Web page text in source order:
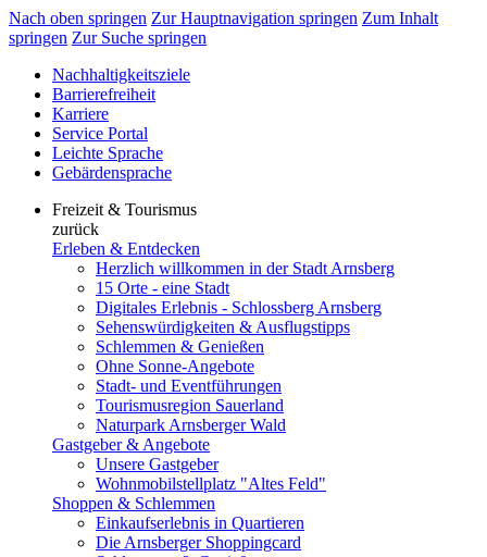
Nach oben springen Zur Hauptnavigation springen Zum Inhalt
springen Zur Suche springen
Nachhaltigkeitsziele
Barrierefreiheit
Karriere
Service Portal
Leichte Sprache
Gebärdensprache
Freizeit & Tourismus
zurück
Erleben & Entdecken
Herzlich willkommen in der Stadt Arnsberg
15 Orte - eine Stadt
Digitales Erlebnis - Schlossberg Arnsberg
Sehenswürdigkeiten & Ausflugstipps
Schlemmen & Genießen
Ohne Sonne-Angebote
Stadt- und Eventführungen
Tourismusregion Sauerland
Naturpark Arnsberger Wald
Gastgeber & Angebote
Unsere Gastgeber
Wohnmobilstellplatz "Altes Feld"
Shoppen & Schlemmen
Einkaufserlebnis in Quartieren
Die Arnsberger Shoppingcard